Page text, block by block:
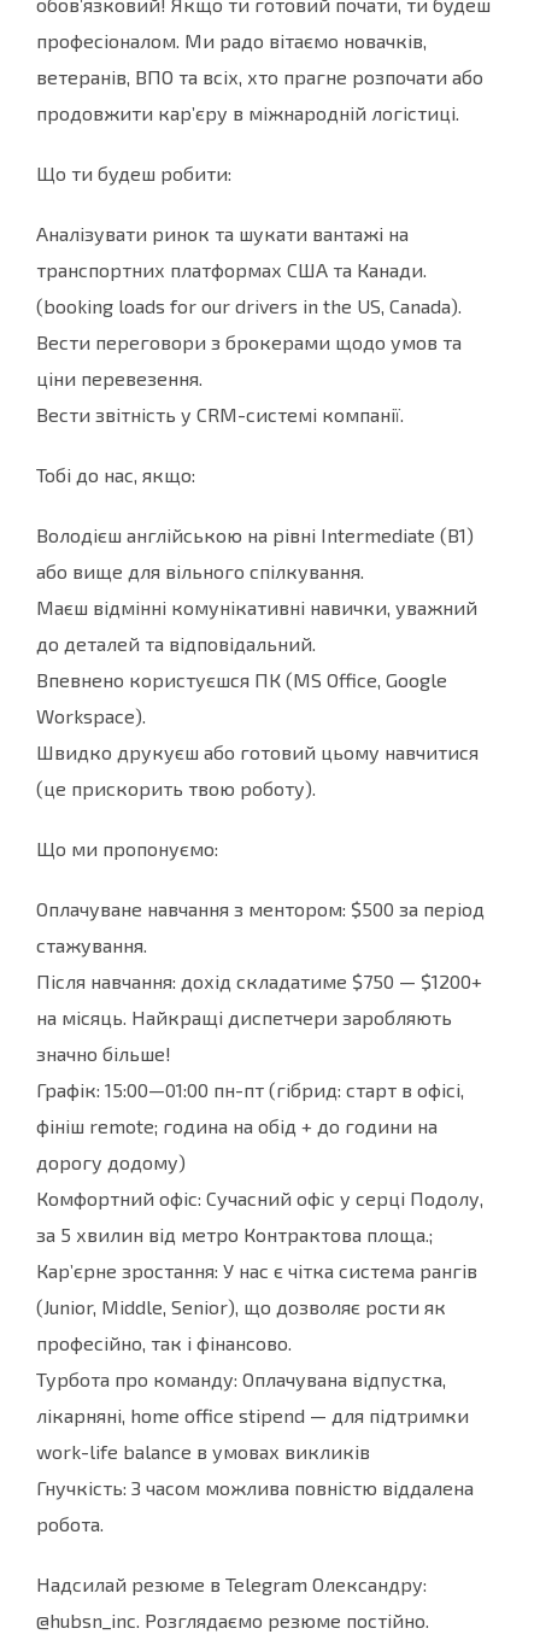
професіоналом. Ми радо вітаємо новачків,
ветеранів, ВПО та всіх, хто прагне розпочати або
продовжити кар’єру в міжнародній логістиці.
Що ти будеш робити:
Аналізувати ринок та шукати вантажі на
транспортних платформах США та Канади.
(booking loads for our drivers in the US, Canada).
Вести переговори з брокерами щодо умов та
ціни перевезення.
Вести звітність у CRM-системі компанії.
Тобі до нас, якщо:
Володієш англійською на рівні Intermediate (B1)
або вище для вільного спілкування.
Маєш відмінні комунікативні навички, уважний
до деталей та відповідальний.
Впевнено користуєшся ПК (MS Office, Google
Workspace).
Швидко друкуєш або готовий цьому навчитися
(це прискорить твою роботу).
Що ми пропонуємо:
Оплачуване навчання з ментором: $500 за період
стажування.
Після навчання: дохід складатиме $750 — $1200+
на місяць. Найкращі диспетчери заробляють
значно більше!
Графік: 15:00—01:00 пн-пт (гібрид: старт в офісі,
фініш remote; година на обід + до години на
дорогу додому)
Комфортний офіс: Сучасний офіс у серці Подолу,
за 5 хвилин від метро Контрактова площа.;
Кар’єрне зростання: У нас є чітка система рангів
(Junior, Middle, Senior), що дозволяє рости як
професійно, так і фінансово.
Турбота про команду: Оплачувана відпустка,
лікарняні, home office stipend — для підтримки
work-life balance в умовах викликів
Гнучкість: З часом можлива повністю віддалена
робота.
Надсилай резюме в Telegram Олександру:
@hubsn_inc. Розглядаємо резюме постійно.